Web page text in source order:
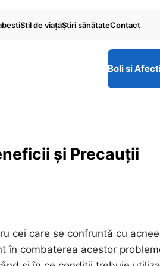
Stil de viaţăŞtiri sănătateContact
Boli si
și Precauții
cei care se confruntă cu
în combaterea acestor